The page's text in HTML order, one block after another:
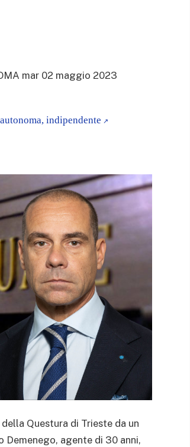
mar 02 maggio 2023
indipendente
Questura di Trieste da un
agente di 30 anni,